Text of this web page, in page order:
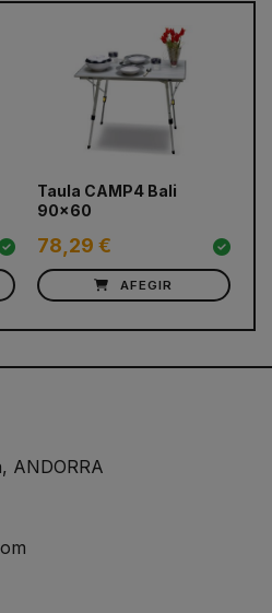
Taula CAMP4 Bali
90x60
78,29 €
AFEGIR
ANDORRA